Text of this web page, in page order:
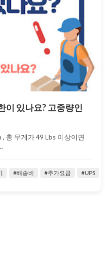
이 있나요? 고중량인
총 무게가 49 Lbs 이상이면
#배송비 #추가요금 #UPS